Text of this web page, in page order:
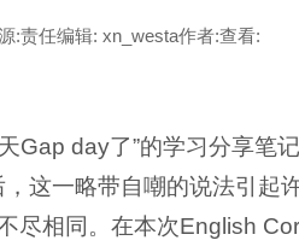
:责任编辑: xn_westa作者:查看:
Gap day了”的学习分享
这一略带自嘲的说法引
尽相同。在本次English